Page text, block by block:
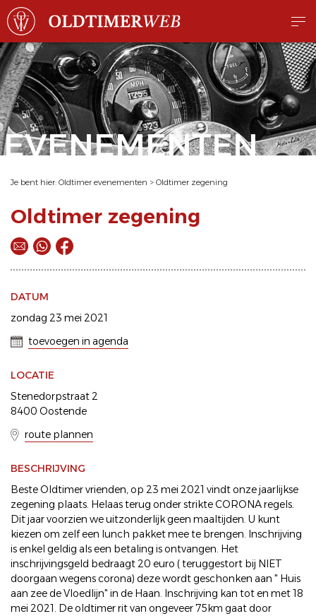
EVENEMENTEN
Je bent hier: Oldtimer evenementen > Oldtimer zegening
Oldtimer zegening
DATUM
zondag 23 mei 2021
toevoegen in agenda
LOCATIE
Stenedorpstraat 2
8400 Oostende
route plannen
BESCHRIJVING
Beste Oldtimer vrienden, op 23 mei 2021 vindt onze jaarlijkse
zegening plaats. Helaas terug onder strikte CORONA regels.
Dit jaar voorzien we uitzonderlijk geen maaltijden. U kunt
kiezen om zelf een lunch pakket mee te brengen. Inschrijving
is enkel geldig als een betaling is ontvangen. Het
inschrijvingsgeld bedraagt 20 euro ( teruggestort bij NIET
doorgaan wegens corona) deze wordt geschonken aan " Huis
aan zee de Vloedlijn" in de Haan. Inschrijving kan tot en met 18
mei 2021. De oldtimer rit van ongeveer 75km gaat door